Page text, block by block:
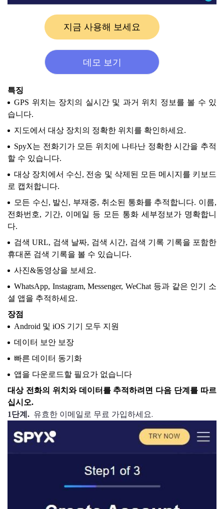
지금 사용해 보세요
데모 보기
특징
GPS 위치는 장치의 실시간 및 과거 위치 정보를 볼 수 있
습니다.
지도에서 대상 장치의 정확한 위치를 확인하세요.
SpyX는 전화기가 모든 위치에 나타난 정확한 시간을 추적
할 수 있습니다.
대상 장치에서 수신, 전송 및 삭제된 모든 메시지를 키보드
로 캡처합니다.
모든 수신, 발신, 부재중, 취소된 통화를 추적합니다. 이름,
전화번호, 기간, 이메일 등 모든 통화 세부정보가 명확합니
다.
검색 URL, 검색 날짜, 검색 시간, 검색 기록 기록을 포함한
휴대폰 검색 기록을 볼 수 있습니다.
사진&동영상을 보세요.
WhatsApp, Instagram, Messenger, WeChat 등과 같은 인기 소
셜 앱을 추적하세요.
장점
Android 및 iOS 기기 모두 지원
데이터 보안 보장
빠른 데이터 동기화
앱을 다운로드할 필요가 없습니다
대상 전화의 위치와 데이터를 추적하려면 다음 단계를 따르
십시오.
1단계. 유효한 이메일로 무료 가입하세요.